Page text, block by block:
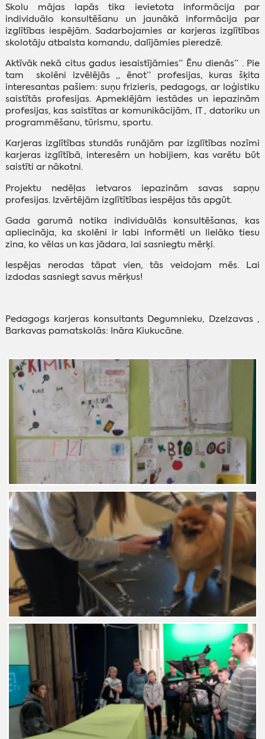
Skolu mājas lapās tika ievietota informācija par
individuālo konsultēšanu un jaunākā informācija par
izglītības iespējām. Sadarbojamies ar karjeras izglītības
skolotāju atbalsta komandu, dalījāmies pieredzē.
Aktīvāk nekā citus gadus iesaistījāmies” Ēnu dienās” . Pie
tam skolēni izvēlējās „ ēnot” profesijas, kuras šķita
interesantas pašiem: suņu frizieris, pedagogs, ar loģistiku
saistītās profesijas. Apmeklējām iestādes un iepazinām
profesijas, kas saistītas ar komunikācijām, IT , datoriku un
programmēšanu, tūrismu, sportu.
Karjeras izglītības stundās runājām par izglītības nozīmi
karjeras izglītībā, interesēm un hobijiem, kas varētu būt
saistīti ar nākotni.
Projektu nedēļas ietvaros iepazinām savas sapņu
profesijas. Izvērtējām izglītītības iespējas tās apgūt.
Gada garumā notika individuālās konsultēšanas, kas
apliecināja, ka skolēni ir labi informēti un lielāko tiesu
zina, ko vēlas un kas jādara, lai sasniegtu mērķi.
Iespējas nerodas tāpat vien, tās veidojam mēs. Lai
izdodas sasniegt savus mērķus!
Pedagogs karjeras konsultants Degumnieku, Dzelzavas ,
Barkavas pamatskolās: Ināra Kiukucāne.